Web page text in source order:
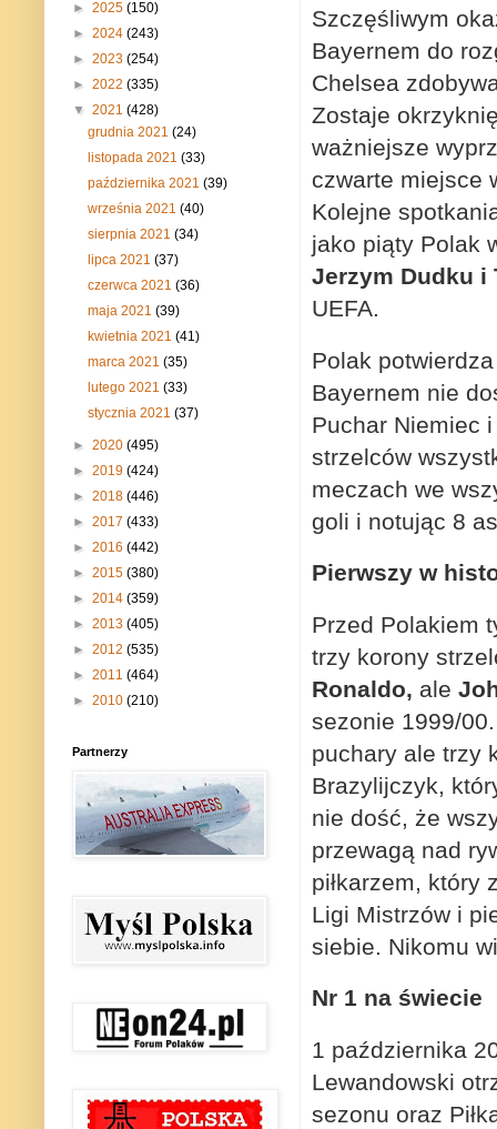
Szczęśliwym
Bayernem do
Chelsea
Zostaje
ważniejsze
czwarte miejsce
Kolejne
jako piąty Polak
Jerzym Dudku i
UEFA.
Polak
Bayernem nie
Puchar Niemiec
strzelców
meczach we
goli i notując 8
Pierwszy w
Przed Polakiem
trzy korony
Ronaldo, ale
sezonie 1999/
puchary ale trzy
Brazylijczyk,
nie dość, że
przewagą nad
piłkarzem, który
Ligi Mistrzów i
siebie. Nikomu
Nr 1 na świecie
1 października
Lewandowski
sezonu oraz
► 2025 (150)
► 2024 (243)
► 2023 (254)
► 2022 (335)
▼ 2021 (428)
grudnia 2021(24)
listopada 2021(33)
października 2021(39)
września 2021(40)
sierpnia 2021(34)
lipca 2021(37)
czerwca 2021(36)
maja 2021(39)
kwietnia 2021(41)
marca 2021(35)
lutego 2021(33)
stycznia 2021(37)
► 2020 (495)
► 2019 (424)
► 2018 (446)
► 2017 (433)
► 2016 (442)
► 2015 (380)
► 2014 (359)
► 2013 (405)
► 2012 (535)
► 2011 (464)
► 2010 (210)
Partnerzy